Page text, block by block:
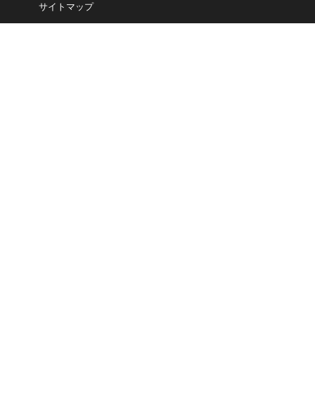
サイトマップ